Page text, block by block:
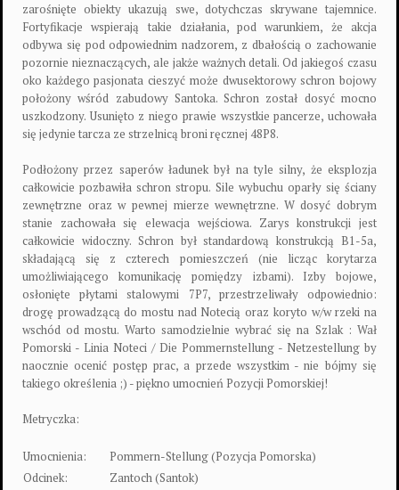
zarośnięte obiekty ukazują swe, dotychczas skrywane tajemnice.
Fortyfikacje wspierają takie działania, pod warunkiem, że akcja
odbywa się pod odpowiednim nadzorem, z dbałością o zachowanie
pozornie nieznaczących, ale jakże ważnych detali. Od jakiegoś czasu
oko każdego pasjonata cieszyć może dwusektorowy schron bojowy
położony wśród zabudowy Santoka. Schron został dosyć mocno
uszkodzony. Usunięto z niego prawie wszystkie pancerze, uchowała
się jedynie tarcza ze strzelnicą broni ręcznej 48P8.
Podłożony przez saperów ładunek był na tyle silny, że eksplozja
całkowicie pozbawiła schron stropu. Sile wybuchu oparły się ściany
zewnętrzne oraz w pewnej mierze wewnętrzne. W dosyć dobrym
stanie zachowała się elewacja wejściowa. Zarys konstrukcji jest
całkowicie widoczny. Schron był standardową konstrukcją B1-5a,
składającą się z czterech pomieszczeń (nie licząc korytarza
umożliwiającego komunikację pomiędzy izbami). Izby bojowe,
osłonięte płytami stalowymi 7P7, przestrzeliwały odpowiednio:
drogę prowadzącą do mostu nad Notecią oraz koryto w/w rzeki na
wschód od mostu. Warto samodzielnie wybrać się na Szlak : Wał
Pomorski - Linia Noteci / Die Pommernstellung - Netzestellung by
naocznie ocenić postęp prac, a przede wszystkim - nie bójmy się
takiego określenia ;) - piękno umocnień Pozycji Pomorskiej!
Metryczka:
Umocnienia:
Pommern-Stellung (Pozycja Pomorska)
Odcinek:
Zantoch (Santok)